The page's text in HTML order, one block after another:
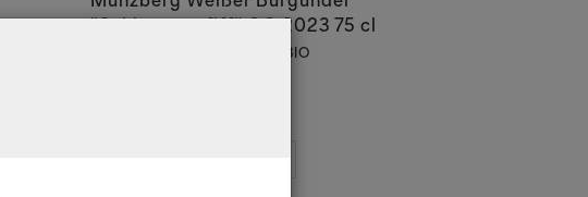
"Schlangenpfiff" GG 2023 75 cl
Landau Godramstein QBA BIO